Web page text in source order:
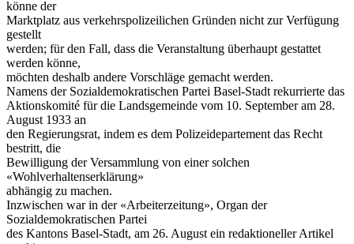
könne der
Marktplatz aus verkehrspolizeilichen Gründen nicht zur Verfügung
gestellt
werden; für den Fall, dass die Veranstaltung überhaupt gestattet
werden könne,
möchten deshalb andere Vorschläge gemacht werden.
Namens der Sozialdemokratischen Partei Basel-Stadt rekurrierte das
Aktionskomité für die Landsgemeinde vom 10. September am 28.
August 1933 an
den Regierungsrat, indem es dem Polizeidepartement das Recht
bestritt, die
Bewilligung der Versammlung von einer solchen
«Wohlverhaltenserklärung»
abhängig zu machen.
Inzwischen war in der «Arbeiterzeitung», Organ der
Sozialdemokratischen Partei
des Kantons Basel-Stadt, am 26. August ein redaktioneller Artikel